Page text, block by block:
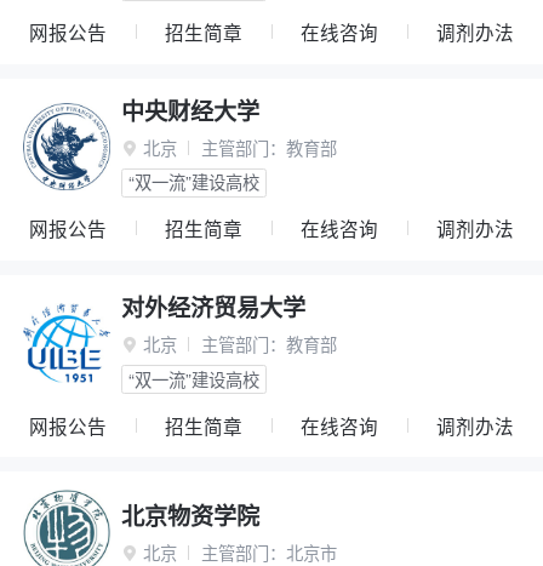
网报公告 招生简章 在线咨询 调剂办法
中央财经大学
 北京 主管部门： 教育部
“双一流”建设高校
网报公告 招生简章 在线咨询 调剂办法
对外经济贸易大学
 北京 主管部门： 教育部
“双一流”建设高校
网报公告 招生简章 在线咨询 调剂办法
北京物资学院
 北京 主管部门： 北京市